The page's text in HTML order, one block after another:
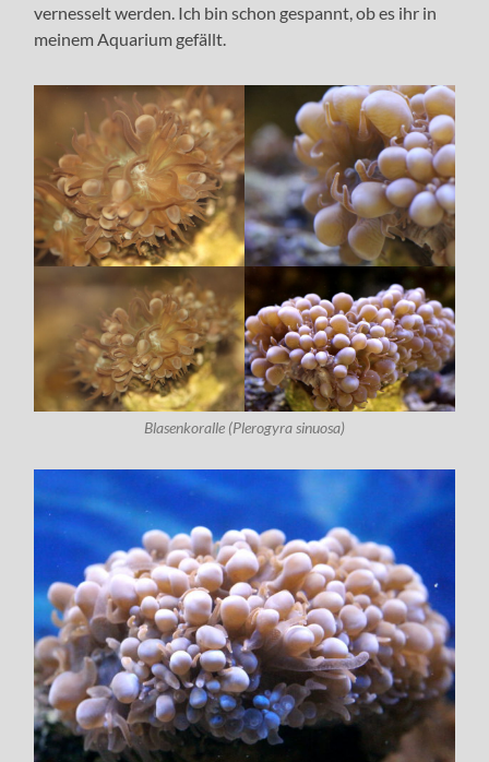
vernesselt werden. Ich bin schon gespannt, ob es ihr in
meinem Aquarium gefällt.
Blasenkoralle (Plerogyra sinuosa)